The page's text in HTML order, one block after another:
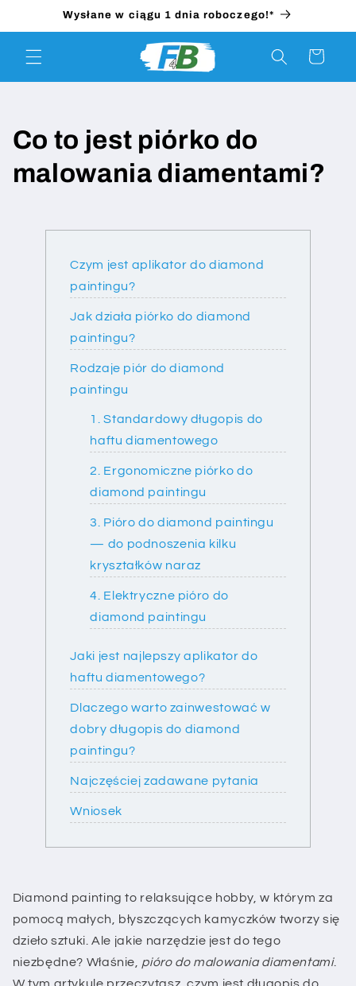
treści
Wysłane w ciągu 1 dnia roboczego!*
Koszyk
Co to jest piórko do
malowania diamentami?
Czym jest aplikator do diamond
paintingu?
Jak działa piórko do diamond
paintingu?
Rodzaje piór do diamond
paintingu
1. Standardowy długopis do
haftu diamentowego
2. Ergonomiczne piórko do
diamond paintingu
3. Pióro do diamond paintingu
— do podnoszenia kilku
kryształków naraz
4. Elektryczne pióro do
diamond paintingu
Jaki jest najlepszy aplikator do
haftu diamentowego?
Dlaczego warto zainwestować w
dobry długopis do diamond
paintingu?
Najczęściej zadawane pytania
Wniosek
Diamond painting to relaksujące hobby, w którym za
pomocą małych, błyszczących kamyczków tworzy się
dzieło sztuki. Ale jakie narzędzie jest do tego
niezbędne? Właśnie, pióro do malowania diamentami.